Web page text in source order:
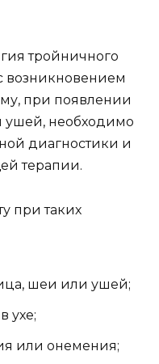
тройничного
возникновением
при появлении
ушей, необходимо
диагностики и
терапии.
при таких
шеи или ушей;
ухе;
или онемения;